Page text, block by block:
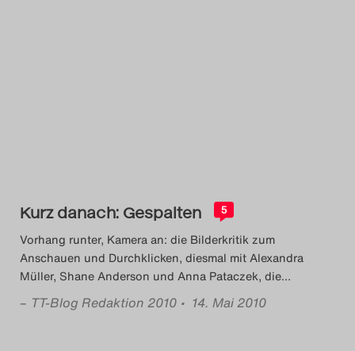
Nutzungsbedingungen
Search
Kurz danach: Gespalten 5
Vorhang runter, Kamera an: die Bilderkritik zum
Anschauen und Durchklicken, diesmal mit Alexandra
Müller, Shane Anderson und Anna Pataczek, die…
– TT-Blog Redaktion 2010 • 14. Mai 2010